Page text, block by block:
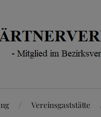
Vereinsgaststätte